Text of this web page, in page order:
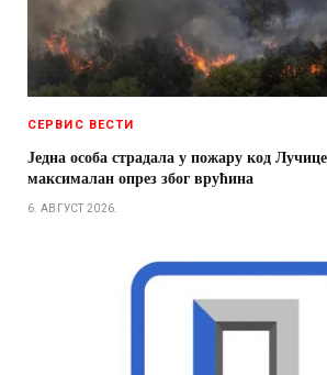
СЕРВИС ВЕСТИ
Једна особа страдала у пожару код
максималан опрез због врућина
6. АВГУСТ 2026.